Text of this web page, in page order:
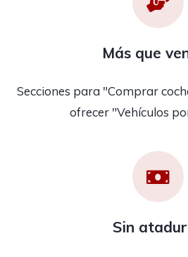
Más que
Secciones para "Comprar
ofrecer "Vehículos
Sin